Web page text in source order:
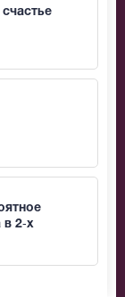
2‑х